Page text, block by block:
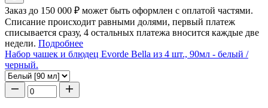
Заказ до 150 000 ₽ может быть оформлен с оплатой частями.
Списание происходит равными долями, первый платеж
списывается сразу, 4 остальных платежа вносится каждые две
недели. Подробнее
Набор чашек и блюдец Evorde Bella из 4 шт., 90мл - белый /
черный.